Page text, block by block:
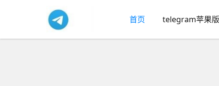
首页 telegram苹果版